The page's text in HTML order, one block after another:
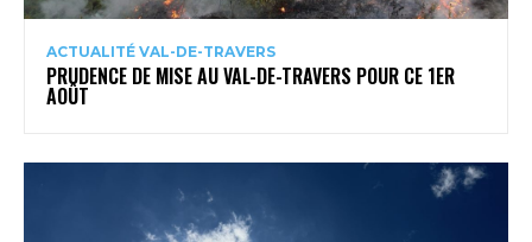
ACTUALITÉ VAL-DE-TRAVERS
PRUDENCE DE MISE AU VAL-DE-TRAVERS POUR CE 1ER
AOÛT